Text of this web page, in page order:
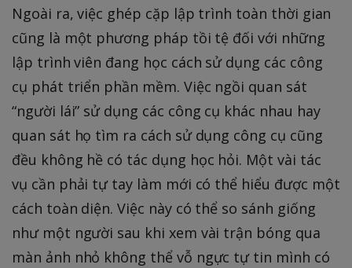
Ngoài ra, việc ghép cặp lập trình toàn thời gian
cũng là một phương pháp tồi tệ đối với những
lập trình viên đang học cách sử dụng các công
cụ phát triển phần mềm. Việc ngồi quan sát
“người lái” sử dụng các công cụ khác nhau hay
quan sát họ tìm ra cách sử dụng công cụ cũng
đều không hề có tác dụng học hỏi. Một vài tác
vụ cần phải tự tay làm mới có thể hiểu được một
cách toàn diện. Việc này có thể so sánh giống
như một người sau khi xem vài trận bóng qua
màn ảnh nhỏ không thể vỗ ngực tự tin mình có